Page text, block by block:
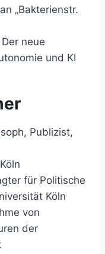
„Bakterienstr.
Der neue
und KI
Publizist,
für Politische
Köln
von
der